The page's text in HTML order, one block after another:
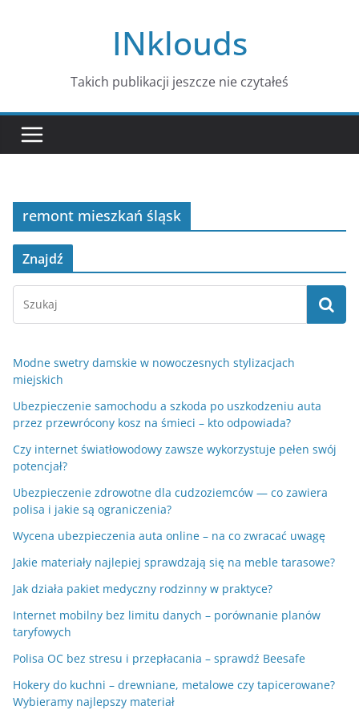
INklouds
Takich publikacji jeszcze nie czytałeś
remont mieszkań śląsk
Znajdź
Modne swetry damskie w nowoczesnych stylizacjach
miejskich
Ubezpieczenie samochodu a szkoda po uszkodzeniu auta
przez przewrócony kosz na śmieci – kto odpowiada?
Czy internet światłowodowy zawsze wykorzystuje pełen swój
potencjał?
Ubezpieczenie zdrowotne dla cudzoziemców — co zawiera
polisa i jakie są ograniczenia?
Wycena ubezpieczenia auta online – na co zwracać uwagę
Jakie materiały najlepiej sprawdzają się na meble tarasowe?
Jak działa pakiet medyczny rodzinny w praktyce?
Internet mobilny bez limitu danych – porównanie planów
taryfowych
Polisa OC bez stresu i przepłacania – sprawdź Beesafe
Hokery do kuchni – drewniane, metalowe czy tapicerowane?
Wybieramy najlepszy materiał